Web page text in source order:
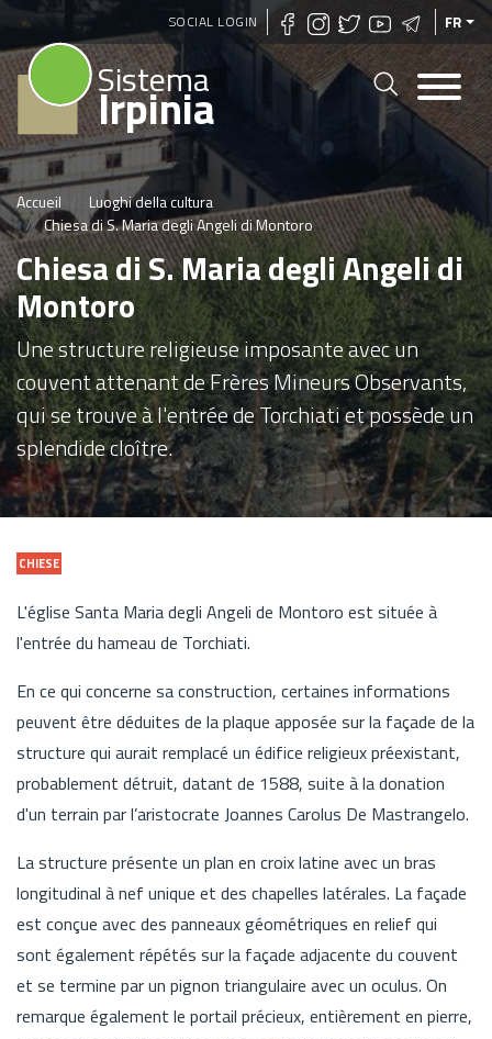
Aller
au
contenu
SOCIAL LOGIN FR
Sistema
Irpinia
Accueil
Luoghi della cultura
Chiesa di S. Maria degli Angeli di Montoro
Chiesa di S. Maria degli Angeli di
Montoro
Une structure religieuse imposante avec un
couvent attenant de Frères Mineurs Observants,
qui se trouve à l'entrée de Torchiati et possède un
splendide cloître.
CHIESE
L'église Santa Maria degli Angeli de Montoro est située à
l'entrée du hameau de Torchiati.
En ce qui concerne sa construction, certaines informations
peuvent être déduites de la plaque apposée sur la façade de la
structure qui aurait remplacé un édifice religieux préexistant,
probablement détruit, datant de 1588, suite à la donation
d'un terrain par l’aristocrate Joannes Carolus De Mastrangelo.
La structure présente un plan en croix latine avec un bras
longitudinal à nef unique et des chapelles latérales. La façade
est conçue avec des panneaux géométriques en relief qui
sont également répétés sur la façade adjacente du couvent
et se termine par un pignon triangulaire avec un oculus. On
remarque également le portail précieux, entièrement en pierre,